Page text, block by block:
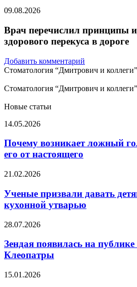
09.08.2026
Врач перечислил принципы
здорового перекуса в дороге
Добавить комментарий
Стоматология “Дмитрович и коллеги”
Стоматология “Дмитрович и коллеги”
Новые статьи
Почему
ложный
и
отличить
от
настоящего
14.05.2026
Почему возникает ложный
его от настоящего
Ученые
давать
детям
играть
кухонной
21.02.2026
Ученые призвали давать
кухонной утварью
Зендая
на
публике
в
Клеопатры
28.07.2026
Зендая появилась на публике
Клеопатры
Травматолог
15.01.2026